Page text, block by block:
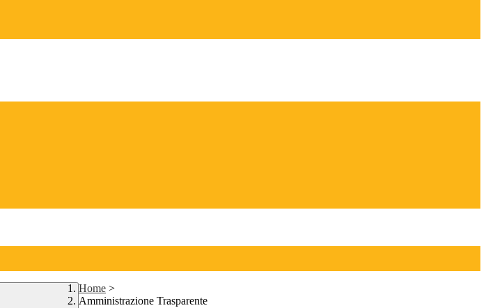
Home >
Amministrazione Trasparente